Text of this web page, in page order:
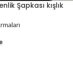
Şapkası kışlık